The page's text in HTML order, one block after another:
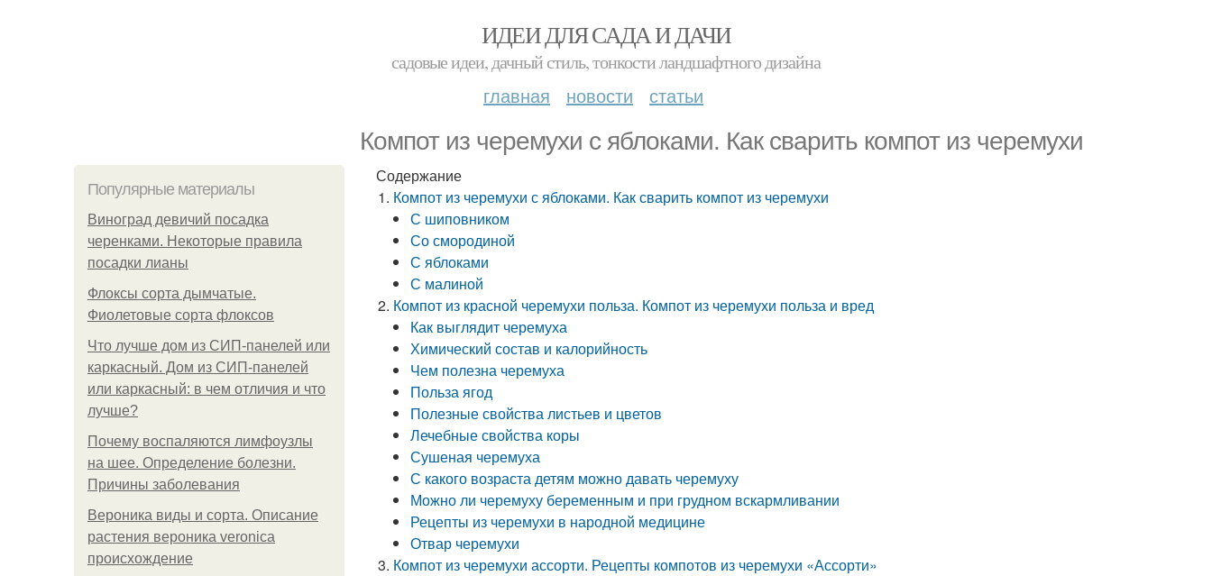
ИДЕИ ДЛЯ САДА И ДАЧИ
садовые идеи, дачный стиль, тонкости ландшафтного дизайна
главная новости статьи
Компот из черемухи с яблоками. Как сварить компот из черемухи
Популярные материалы
Виноград девичий посадка
черенками. Некоторые правила
посадки лианы
Флоксы сорта дымчатые.
Фиолетовые сорта флоксов
Что лучше дом из СИП-панелей или
каркасный. Дом из СИП-панелей
или каркасный: в чем отличия и что
лучше?
Почему воспаляются лимфоузлы
на шее. Определение болезни.
Причины заболевания
Вероника виды и сорта. Описание
растения вероника veronica
происхождение
Содержание
Компот из черемухи с яблоками. Как сварить компот из черемухи
С шиповником
Со смородиной
С яблоками
С малиной
Компот из красной черемухи польза. Компот из черемухи польза и вред
Как выглядит черемуха
Химический состав и калорийность
Чем полезна черемуха
Польза ягод
Полезные свойства листьев и цветов
Лечебные свойства коры
Сушеная черемуха
С какого возраста детям можно давать черемуху
Можно ли черемуху беременным и при грудном вскармливании
Рецепты из черемухи в народной медицине
Отвар черемухи
Компот из черемухи ассорти. Рецепты компотов из черемухи «Ассорти»